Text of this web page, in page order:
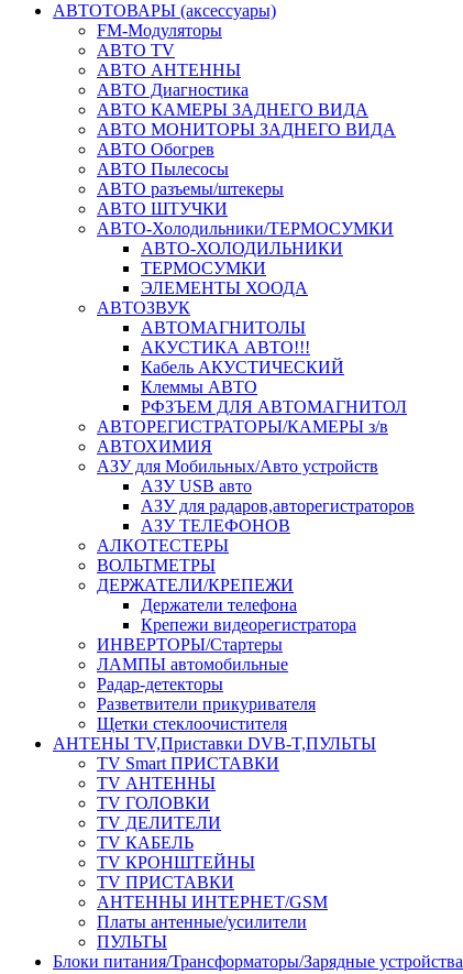
АВТОТОВАРЫ (аксессуары)
FM-Модуляторы
АВТО TV
АВТО АНТЕННЫ
АВТО Диагностика
АВТО КАМЕРЫ ЗАДНЕГО ВИДА
АВТО МОНИТОРЫ ЗАДНЕГО ВИДА
АВТО Обогрев
АВТО Пылесосы
АВТО разъемы/штекеры
АВТО ШТУЧКИ
АВТО-Холодильники/ТЕРМОСУМКИ
АВТО-ХОЛОДИЛЬНИКИ
ТЕРМОСУМКИ
ЭЛЕМЕНТЫ ХООДА
АВТОЗВУК
АВТОМАГНИТОЛЫ
АКУСТИКА АВТО!!!
Кабель АКУСТИЧЕСКИЙ
Клеммы АВТО
РФЗЪЕМ ДЛЯ АВТОМАГНИТОЛ
АВТОРЕГИСТРАТОРЫ/КАМЕРЫ з/в
АВТОХИМИЯ
АЗУ для Мобильных/Авто устройств
АЗУ USB авто
АЗУ для радаров,авторегистраторов
АЗУ ТЕЛЕФОНОВ
АЛКОТЕСТЕРЫ
ВОЛЬТМЕТРЫ
ДЕРЖАТЕЛИ/КРЕПЕЖИ
Держатели телефона
Крепежи видеорегистратора
ИНВЕРТОРЫ/Стартеры
ЛАМПЫ автомобильные
Радар-детекторы
Разветвители прикуривателя
Щетки стеклоочистителя
АНТЕНЫ ТV,Приставки DVB-T,ПУЛЬТЫ
TV Smart ПРИСТАВКИ
TV АНТЕННЫ
TV ГОЛОВКИ
TV ДЕЛИТЕЛИ
TV КАБЕЛЬ
TV КРОНШТЕЙНЫ
TV ПРИСТАВКИ
АНТЕННЫ ИНТЕРНЕТ/GSM
Платы антенные/усилители
ПУЛЬТЫ
Блоки питания/Трансформаторы/Зарядные устройства